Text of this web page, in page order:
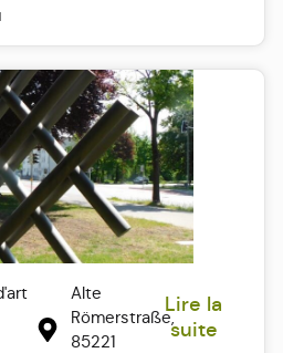
Alte
Römerstraße,
85221
Lire la
suite